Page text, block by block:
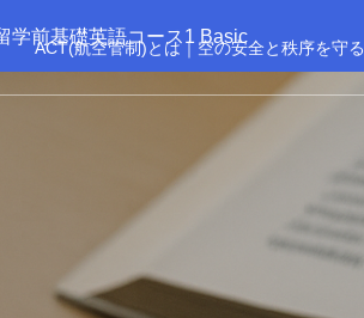
ACT(航空管制)とは｜空の安全と秩序を守る
学前基礎英語コース1 Basic